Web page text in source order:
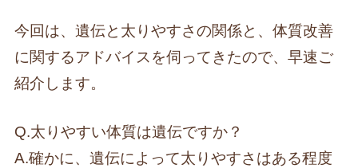
今回は、遺伝と太りやすさの関係と、体質改善
に関するアドバイスを伺ってきたので、早速ご
紹介します。
Q.太りやすい体質は遺伝ですか？
A.確かに、遺伝によって太りやすさはある程度